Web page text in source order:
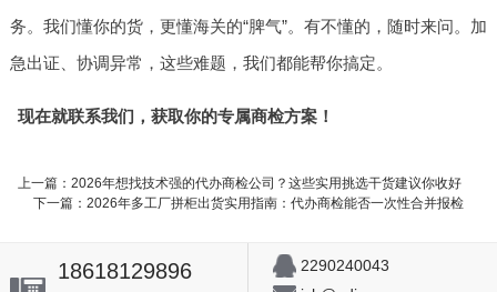
务。我们懂你的货，更懂海关的“脾气”。有不懂的，随时来问。加
急出证、协调异常，这些难题，我们都能帮你搞定。
现在就联系我们，获取你的专属商检方案！
上一篇：2026年想找技术强的代办商检公司？这些实用挑选干货建议你收好
下一篇：2026年多工厂拼柜出货实用指南：代办商检能否一次性合并报检
18618129896
2290240043